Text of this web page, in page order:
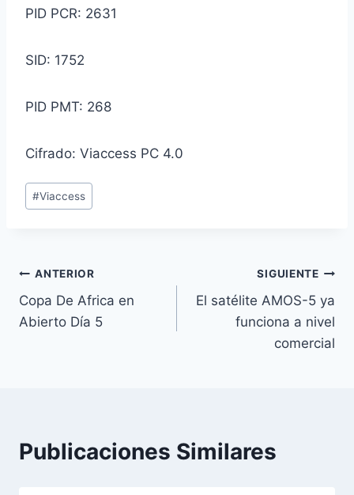
PID PCR: 2631
SID: 1752
PID PMT: 268
Cifrado: Viaccess PC 4.0
Etiquetas
de
#Viaccess
Navegación
de
ANTERIOR
Copa De Africa en
Abierto Día 5
SIGUIENTE
El satélite AMOS-5 ya
funciona a nivel
comercial
Publicaciones Similares